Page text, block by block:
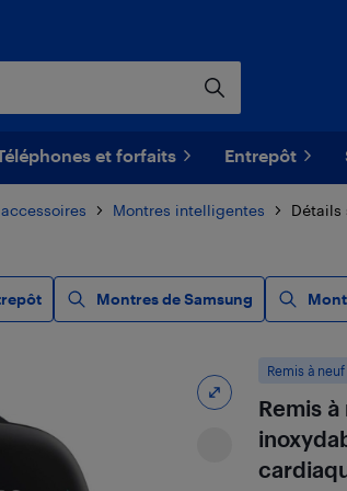
et forfaits Entrepôt
Montres intelligentes Détails
Montres de Samsung
Remis à
Remis